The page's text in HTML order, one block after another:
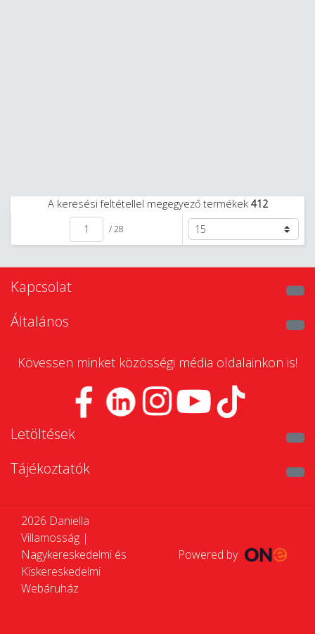
A keresési feltétellel megegyező termékek 412
/ 28
Kapcsolat
Általános
Kövessen minket közösségi média oldalainkon is!
Letöltések
Tájékoztatók
2026 Daniella
Villamosság |
Nagykereskedelmi és
Kiskereskedelmi
Webáruház
Powered by